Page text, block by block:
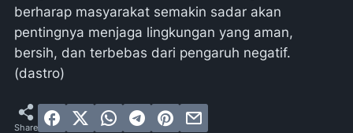
berharap masyarakat semakin sadar akan
pentingnya menjaga lingkungan yang aman,
bersih, dan terbebas dari pengaruh negatif.
(dastro)